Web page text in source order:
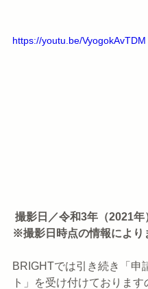
https://youtu.be/VyogokAvTDM
撮影日／令和3年（2021
※撮影日時点の情報により
BRIGHTでは引き続き「申
ト」を受け付けております